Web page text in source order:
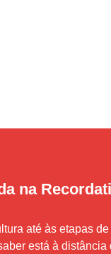
na Recordati
até às etapas
está à distância